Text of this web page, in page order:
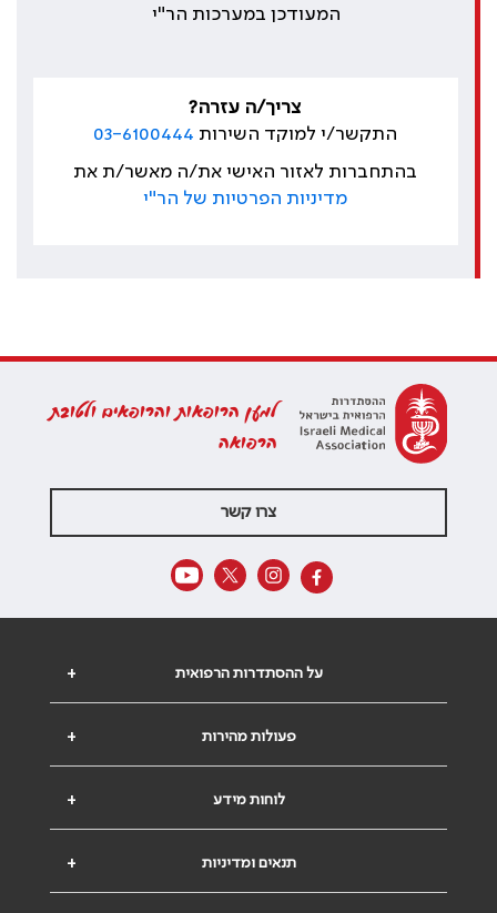
המעודכן במערכות הר"י
צריך/ה עזרה?
התקשר/י למוקד השירות 03-6100444
בהתחברות לאזור האישי את/ה מאשר/ת את
מדיניות הפרטיות של הר"י
למען הרופאות והרופאים ולטובת
הרפואה
צרו קשר
+ על ההסתדרות הרפואית
+ פעולות מהירות
+ לוחות מידע
+ תנאים ומדיניות